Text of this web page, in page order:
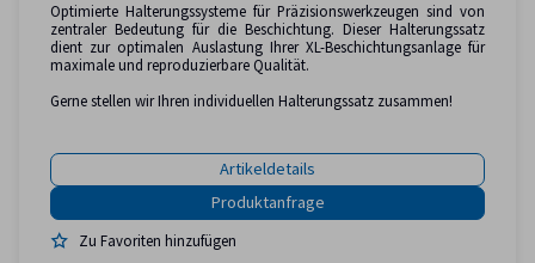
Optimierte Halterungssysteme für Präzisionswerkzeugen sind von
zentraler Bedeutung für die Beschichtung. Dieser Halterungssatz
dient zur optimalen Auslastung Ihrer XL-Beschichtungsanlage für
maximale und reproduzierbare Qualität.
Gerne stellen wir Ihren individuellen Halterungssatz zusammen!
Artikeldetails
Zu Favoriten hinzufügen